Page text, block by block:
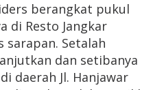
berangkat pukul
di Resto Jangkar
sarapan. Setalah
dan setibanya
daerah Jl. Hanjawar